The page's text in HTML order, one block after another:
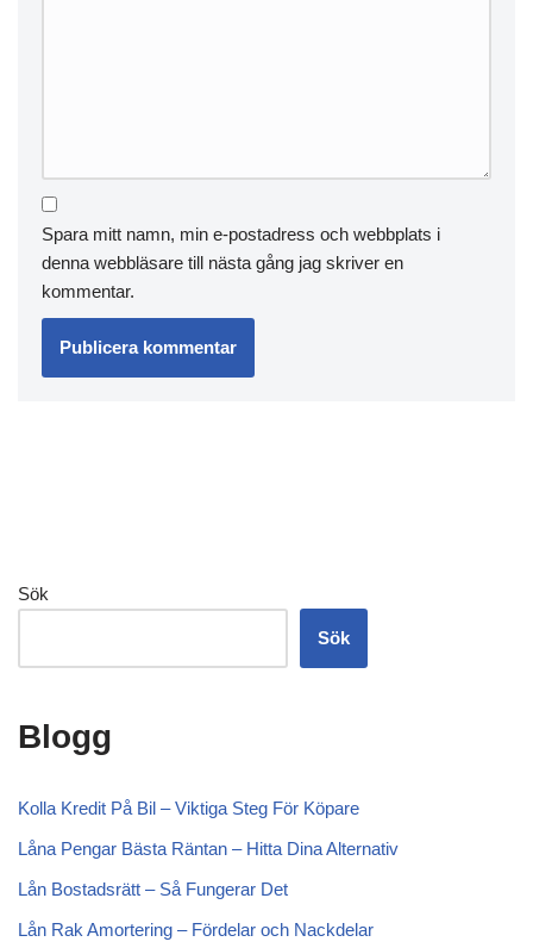
Spara mitt namn, min e-postadress och webbplats i
denna webbläsare till nästa gång jag skriver en
kommentar.
Sök
Sök
Blogg
Kolla Kredit På Bil – Viktiga Steg För Köpare
Låna Pengar Bästa Räntan – Hitta Dina Alternativ
Lån Bostadsrätt – Så Fungerar Det
Lån Rak Amortering – Fördelar och Nackdelar